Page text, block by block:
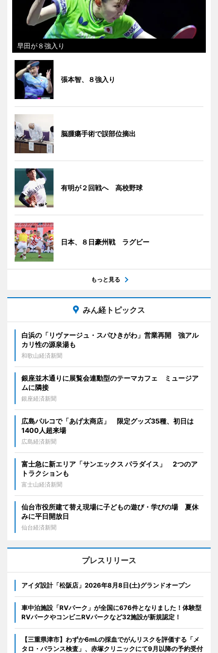
早田が８強入り
張本智、８強入り
脳腫瘍手術で誤部位摘出
有明が２回戦へ 高校野球
日本、８日豪州戦 ラグビー
もっと見る
みん経トピックス
白浜の「リヴァージュ・スパひきがわ」営業再開 強アル
カリ性の源泉湯も
和歌山経済新聞
銀座並木通りに展覧会連動型のテーマカフェ ミュージア
ムに隣接
銀座経済新聞
広島パルコで「あげ太商店」 限定グッズ35種、初日は
1400人超来場
広島経済新聞
富士急に新エリア「サンエックス パラダイス」 2つのア
トラクションも
富士山経済新聞
仙台市役所建て替え現場に子どもの遊び・学びの場 夏休
みに平日開放日
仙台経済新聞
プレスリリース
アイダ設計「松阪店」2026年8月8日(土)グランドオープン
車中泊施設「RVパーク」が全国に676件となりました！体験型
RVパークやコンビニRVパークなど32施設が新規認定！
【三重県津市】わずか6mLの採血でがんリスクを評価する「メ
タロ・バランス検査」、赤塚クリニックにて9月以降の予約受付